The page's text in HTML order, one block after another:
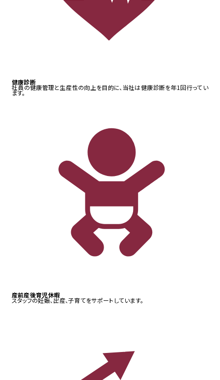
健康診断
社員の健康管理と生産性の向上を目的に、当社は健康診断を年1回行ってい
ます。
産前産後育児休暇
スタッフの妊娠、出産、子育てをサポートしています。